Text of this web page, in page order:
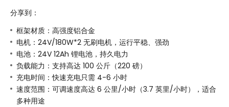
分享到：
框架材质：高强度铝合金
电机：24V/180W*2 无刷电机，运行平稳、强劲
电池：24V 12Ah 锂电池，持久电力
负载能力：支持高达 100 公斤（220 磅）
充电时间：快速充电只需 4-6 小时
速度范围：可调速度高达 6 公里/小时（3.7 英里/小时），适合
多种用途